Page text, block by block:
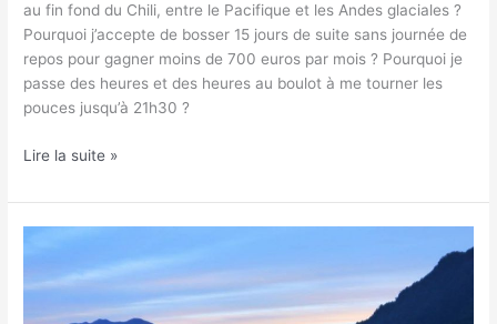
au fin fond du Chili, entre le Pacifique et les Andes glaciales ?
Pourquoi j’accepte de bosser 15 jours de suite sans journée de
repos pour gagner moins de 700 euros par mois ? Pourquoi je
passe des heures et des heures au boulot à me tourner les
pouces jusqu’à 21h30 ?
Lire la suite »
c’est